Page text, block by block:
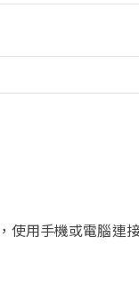
使用手機或電腦連